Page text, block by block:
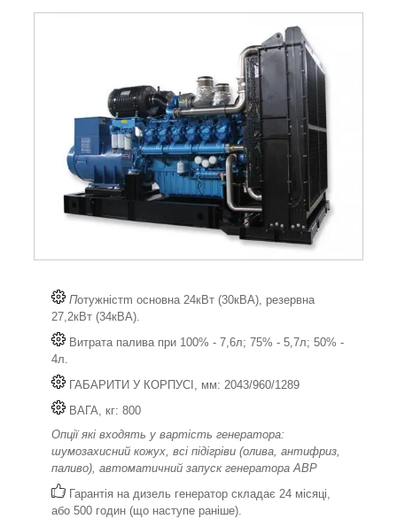
Потужністm основна 24кВт (30кВА), резервна
27,2кВт (34кВА).
Витрата палива при 100% - 7,6л; 75% - 5,7л; 50% -
4л.
ГАБАРИТИ У КОРПУСІ, мм: 2043/960/1289
ВАГА, кг: 800
Опції які входять у вартість генератора:
шумозахисний кожух, всі підігріви (олива, антифриз,
паливо), автоматичний запуск генератора АВР
Гарантія на дизель генератор складає 24 місяці,
або 500 годин (що наступе раніше).